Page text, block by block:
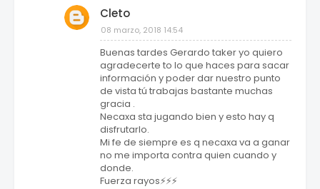
Cleto
08 marzo, 2018 14:54
Buenas tardes Gerardo taker yo quiero
agradecerte to lo que haces para sacar
información y poder dar nuestro punto
de vista tú trabajas bastante muchas
gracia .
Necaxa sta jugando bien y esto hay q
disfrutarlo.
Mi fe de siempre es q necaxa va a ganar
no me importa contra quien cuando y
donde.
Fuerza rayos⚡️⚡️⚡️